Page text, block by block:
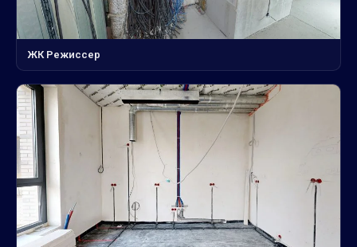
ЖК Режиссер